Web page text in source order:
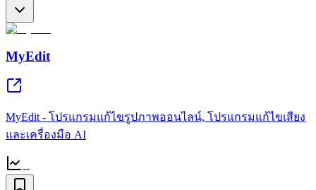
MyEdit
MyEdit - โปรแกรมแก้ไขรูปภาพออนไลน์, โปรแกรมแก้ไขเสียง
และเครื่องมือ AI
--